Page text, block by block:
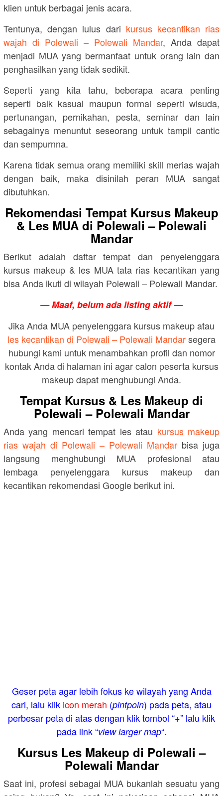
klien untuk berbagai jenis acara.
Tentunya, dengan lulus dari kursus kecantikan rias
wajah di Polewali – Polewali Mandar, Anda dapat
menjadi MUA yang bermanfaat untuk orang lain dan
penghasilkan yang tidak sedikit.
Seperti yang kita tahu, beberapa acara penting
seperti baik kasual maupun formal seperti wisuda,
pertunangan, pernikahan, pesta, seminar dan lain
sebagainya menuntut seseorang untuk tampil cantic
dan sempurnna.
Karena tidak semua orang memiliki skill merias wajah
dengan baik, maka disinilah peran MUA sangat
dibutuhkan.
Rekomendasi Tempat Kursus Makeup
& Les MUA di Polewali – Polewali
Mandar
Berikut adalah daftar tempat dan penyelenggara
kursus makeup & les MUA tata rias kecantikan yang
bisa Anda ikuti di wilayah Polewali – Polewali Mandar.
— Maaf, belum ada listing aktif —
Jika Anda MUA penyelenggara kursus makeup atau
les kecantikan di Polewali – Polewali Mandarsegera
hubungi kami untuk menambahkan profil dan nomor
kontak Anda di halaman ini agar calon peserta kursus
makeup dapat menghubungi Anda.
Tempat Kursus & Les Makeup di
Polewali – Polewali Mandar
Anda yang mencari tempat les atau kursus makeup
rias wajah di Polewali – Polewali Mandar bisa juga
langsung menghubungi MUA profesional atau
lembaga penyelenggara kursus makeup dan
kecantikan rekomendasi Google berikut ini.
Geser peta agar lebih fokus ke wilayah yang Anda
cari, lalu klik icon merah (pintpoin) pada peta, atau
perbesar peta di atas dengan klik tombol “+” lalu klik
pada link “view larger map“.
Kursus Les Makeup di Polewali –
Polewali Mandar
Saat ini, profesi sebagai MUA bukanlah sesuatu yang